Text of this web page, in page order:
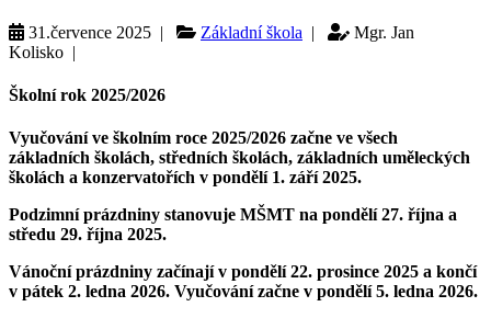
31.července 2025 | Základní škola |
Mgr. Jan
Kolisko |
Školní rok 2025/2026
Vyučováníve školním roce 2025/2026 začne ve všech
základních školách, středních školách, základních uměleckých
školách a konzervatořích v pondělí 1. září 2025.
Podzimní prázdniny stanovuje MŠMT na pondělí 27. října a
středu 29. října 2025.
Vánoční prázdniny začínajív pondělí 22. prosince 2025 a končí
v pátek 2. ledna 2026. Vyučování začne v pondělí 5. ledna 2026.